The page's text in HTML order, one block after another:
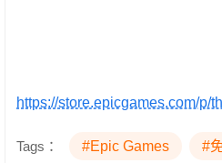
https://store.epicgames.com/p/
Tags： #Epic Games #